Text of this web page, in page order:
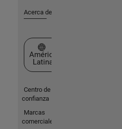
Acerca de MathWorks
Seleccione un país/idioma
América
Latina
Centro de
confianza
Marcas
comerciales